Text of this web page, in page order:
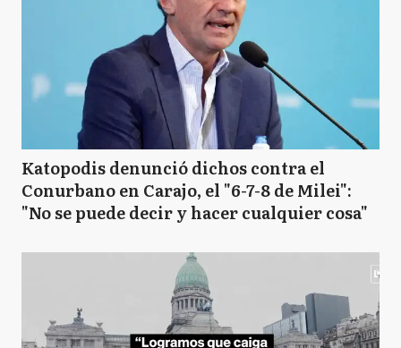
Katopodis denunció dichos contra el
Conurbano en Carajo, el "6-7-8 de Milei":
"No se puede decir y hacer cualquier cosa"